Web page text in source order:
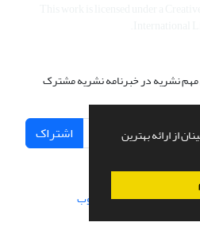
از ارائه بهترین
مهم نشریه در خبرنامه نشریه مشترک
اشتراک
و پیاده سازی از سیناوب